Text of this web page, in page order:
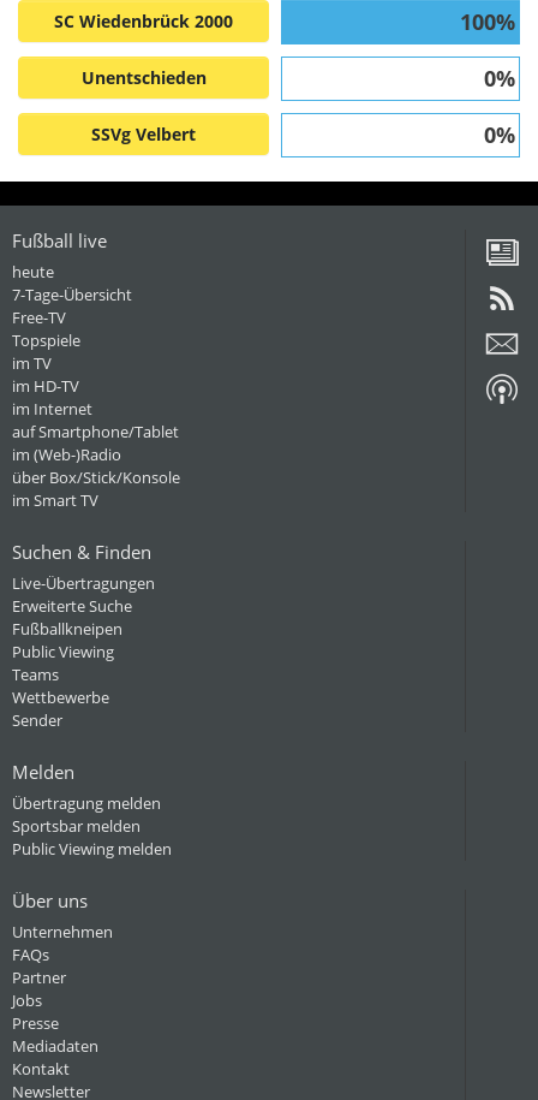
SC Wiedenbrück 2000 100%
Unentschieden 0%
SSVg Velbert 0%
Fußball live
heute
7-Tage-Übersicht
Free-TV
Topspiele
im TV
im HD-TV
im Internet
auf Smartphone/Tablet
im (Web-)Radio
über Box/Stick/Konsole
im Smart TV
Suchen & Finden
Live-Übertragungen
Erweiterte Suche
Fußballkneipen
Public Viewing
Teams
Wettbewerbe
Sender
Melden
Übertragung melden
Sportsbar melden
Public Viewing melden
Über uns
Unternehmen
FAQs
Partner
Jobs
Presse
Mediadaten
Kontakt
Newsletter